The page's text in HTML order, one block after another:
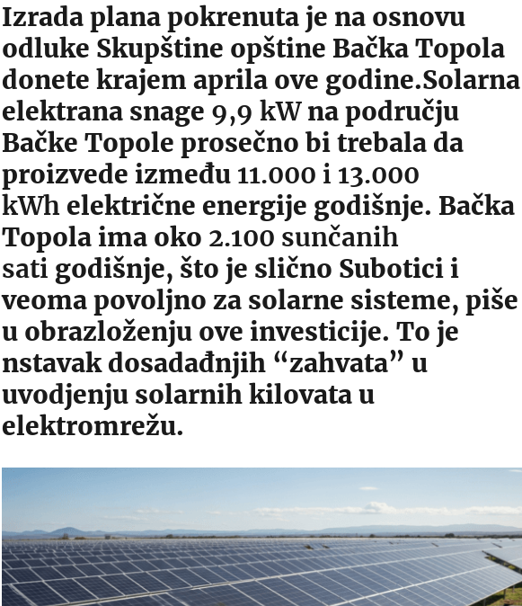
Izrada plana pokrenuta je na osnovu
odluke Skupštine opštine Bačka Topola
donete krajem aprila ove godine.Solarna
elektrana snage 9,9 kWna području
Bačke Topole prosečno bi trebala da
proizvede između 11.000 i 13.000
kWhelektrične energije godišnje. Bačka
Topola ima oko 2.100 sunčanih
sati godišnje, što je slično Subotici i
veoma povoljno za solarne sisteme, piše
u obrazloženju ove investicije. To je
nstavak dosadađnjih “zahvata” u
uvodjenju solarnih kilovata u
elektromrežu.